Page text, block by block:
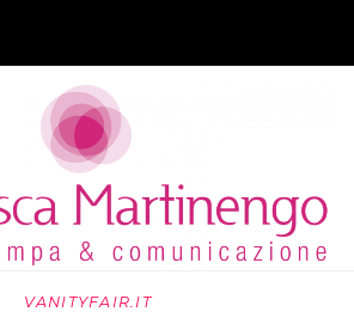
VANITYFAIR.IT